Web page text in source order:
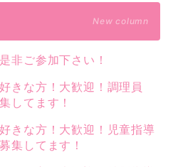
New column
非ご参加下さい！
きな方！大歓迎！調理員
してます！
きな方！大歓迎！児童指導
集してます！